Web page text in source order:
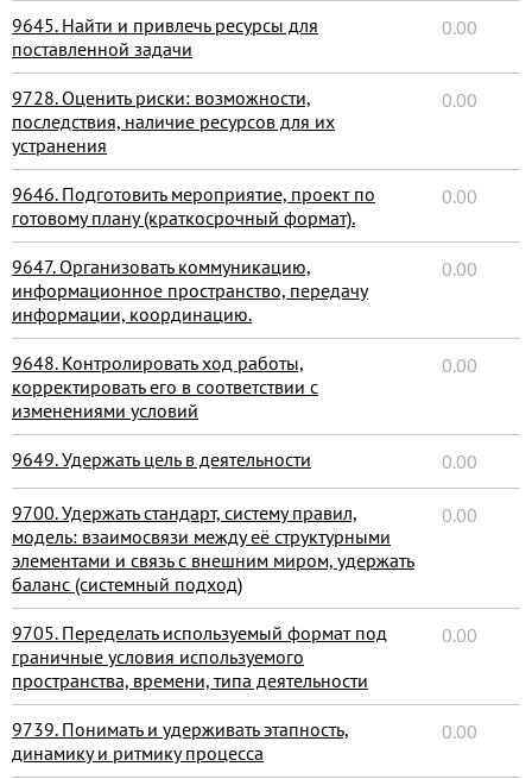
9645. Найти и привлечь ресурсы для
поставленной задачи
0.00
9728. Оценить риски: возможности,
последствия, наличие ресурсов для их
устранения
0.00
9646. Подготовить мероприятие, проект по
готовому плану (краткосрочный формат).
0.00
9647. Организовать коммуникацию,
информационное пространство, передачу
информации, координацию.
0.00
9648. Контролировать ход работы,
корректировать его в соответствии с
изменениями условий
0.00
9649. Удержать цель в деятельности 0.00
9700. Удержать стандарт, систему правил,
модель: взаимосвязи между её структурными
элементами и связь с внешним миром, удержать
баланс (системный подход)
0.00
9705. Переделать используемый формат под
граничные условия используемого
пространства, времени, типа деятельности
0.00
9739. Понимать и удерживать этапность,
динамику и ритмику процесса
0.00